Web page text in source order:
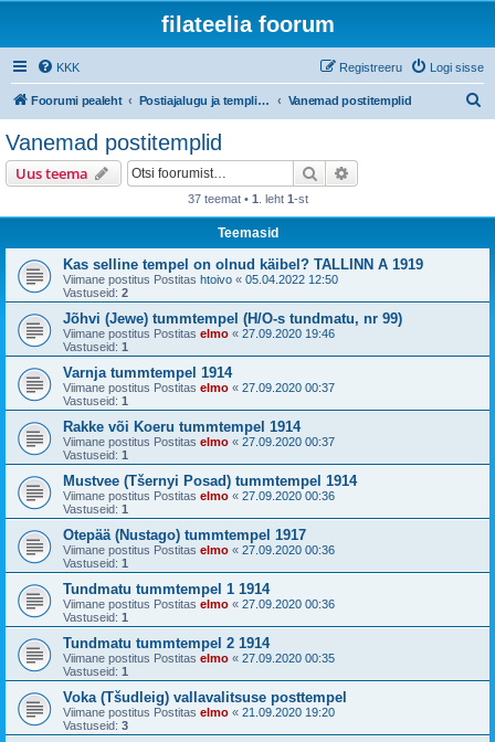
filateelia foorum
KKK Logi sisse
Registreeru
Foorumi pealeht Postiajalugu ja templijäljendite kogumine Vanemad postitemplid
Vanemad postitemplid
Uus teema Otsi
37 teemat • 1 . leht 1-st
Teemasid
Kas selline tempel on olnud käibel? TALLINN A 1919
Viimane postitus Postitas htoivo « 05.04.2022 12:50
Vastuseid: 2
Jõhvi (Jewe) tummtempel (H/O-s tundmatu, nr 99)
Viimane postitus Postitas elmo « 27.09.2020 19:46
Vastuseid: 1
Varnja tummtempel 1914
Viimane postitus Postitas elmo « 27.09.2020 00:37
Vastuseid: 1
Rakke või Koeru tummtempel 1914
Viimane postitus Postitas elmo « 27.09.2020 00:37
Vastuseid: 1
Mustvee (Tšernyi Posad) tummtempel 1914
Viimane postitus Postitas elmo « 27.09.2020 00:36
Vastuseid: 1
Otepää (Nustago) tummtempel 1917
Viimane postitus Postitas elmo « 27.09.2020 00:36
Vastuseid: 1
Tundmatu tummtempel 1 1914
Viimane postitus Postitas elmo « 27.09.2020 00:36
Vastuseid: 1
Tundmatu tummtempel 2 1914
Viimane postitus Postitas elmo « 27.09.2020 00:35
Vastuseid: 1
Voka (Tšudleig) vallavalitsuse posttempel
Viimane postitus Postitas elmo « 21.09.2020 19:20
Vastuseid: 3